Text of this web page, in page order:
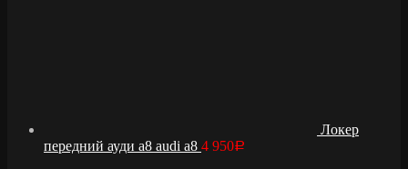
Локер
передний ауди а8 audi a8 4 950Р